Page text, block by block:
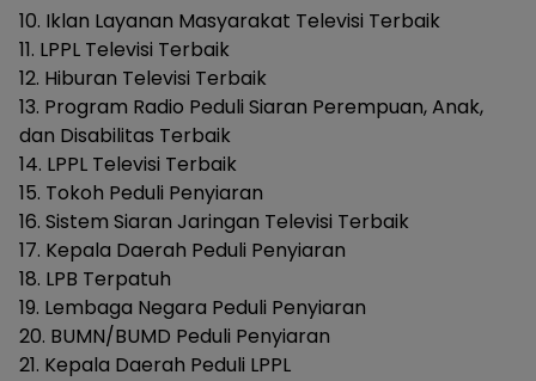
10. Iklan Layanan Masyarakat Televisi Terbaik
11. LPPL Televisi Terbaik
12. Hiburan Televisi Terbaik
13. Program Radio Peduli Siaran Perempuan, Anak,
dan Disabilitas Terbaik
14. LPPL Televisi Terbaik
15. Tokoh Peduli Penyiaran
16. Sistem Siaran Jaringan Televisi Terbaik
17. Kepala Daerah Peduli Penyiaran
18. LPB Terpatuh
19. Lembaga Negara Peduli Penyiaran
20. BUMN/BUMD Peduli Penyiaran
21. Kepala Daerah Peduli LPPL